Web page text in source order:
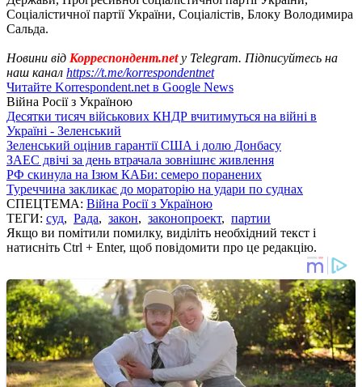
Соціалістичної партії України, Соціалістів, Блоку Володимира
Сальда.
Новини від Корреспондент.netу Telegram. Підписуйтесь на
наш канал https://t.me/korrespondentnet
Читайте Korrespondent.net в Google News
Війна Росії з Україною
Десятки тисяч військових КНДР вчитимуться на війні в
Україні - Зеленський
Зеленський оцінив гарантії США і долю Донбасу
ЗАЕС двічі за день втрачала зовнішнє живлення
РФ скинула на Ізюм КАБи: семеро поранених
Туреччина закликає до мораторію на удари по суднах
СПЕЦТЕМА: Війна Росії з Україною
ТЕГИ: суд, Рада, закон, законопроект, партии
Якщо ви помітили помилку, виділіть необхідний текст і
натисніть Ctrl + Enter, щоб повідомити про це редакцію.